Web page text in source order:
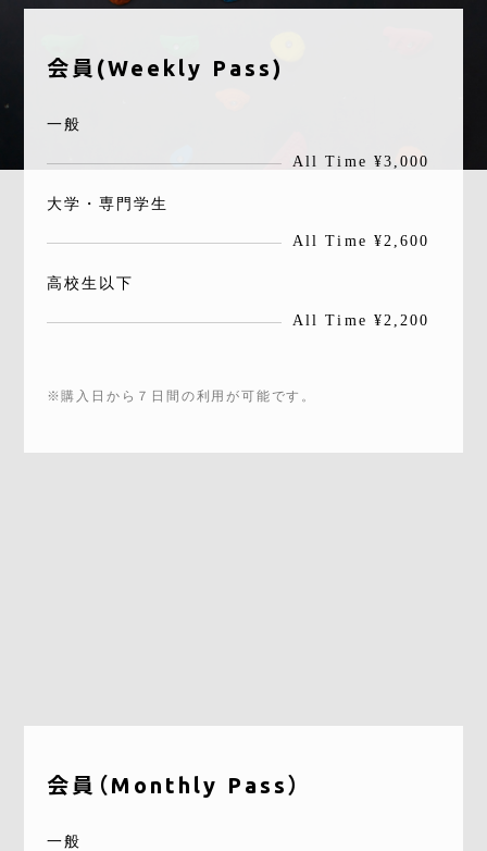
会員(Weekly Pass)
一般
All Time ¥3,000
大学・専門学生
All Time ¥2,600
高校生以下
All Time ¥2,200
※購入日から７日間の利用が可能です。
会員（Monthly Pass）
一般